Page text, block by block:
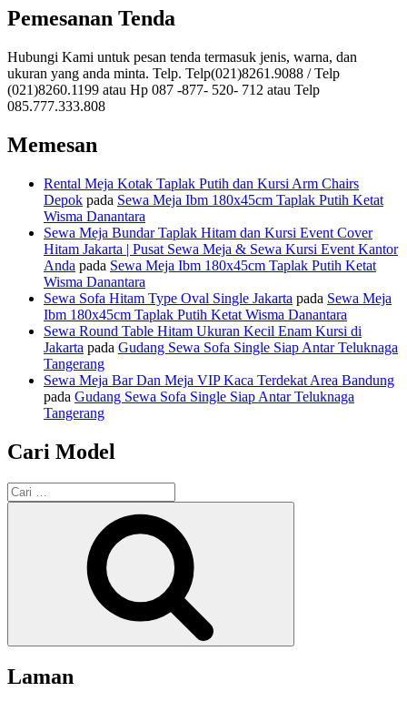
Pemesanan Tenda
Hubungi Kami untuk pesan tenda termasuk jenis, warna, dan
ukuran yang anda minta. Telp. Telp(021)8261.9088 / Telp
(021)8260.1199 atau Hp 087 -877- 520- 712 atau Telp
085.777.333.808
Memesan
Rental Meja Kotak Taplak Putih dan Kursi Arm Chairs
Depok pada Sewa Meja Ibm 180x45cm Taplak Putih Ketat
Wisma Danantara
Sewa Meja Bundar Taplak Hitam dan Kursi Event Cover
Hitam Jakarta | Pusat Sewa Meja & Sewa Kursi Event Kantor
Anda pada Sewa Meja Ibm 180x45cm Taplak Putih Ketat
Wisma Danantara
Sewa Sofa Hitam Type Oval Single Jakarta pada Sewa Meja
Ibm 180x45cm Taplak Putih Ketat Wisma Danantara
Sewa Round Table Hitam Ukuran Kecil Enam Kursi di
Jakarta pada Gudang Sewa Sofa Single Siap Antar Teluknaga
Tangerang
Sewa Meja Bar Dan Meja VIP Kaca Terdekat Area Bandung
pada Gudang Sewa Sofa Single Siap Antar Teluknaga
Tangerang
Cari Model
Pencarian
untuk:
Laman